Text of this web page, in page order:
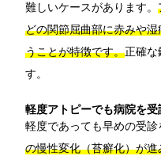
難しいケースがあります。
どの関節屈曲部に赤みや
うことが特徴です。正確な
す。
軽度アトピーでも病院を
軽度であっても早めの受診
の慢性変化（苔癬化）が